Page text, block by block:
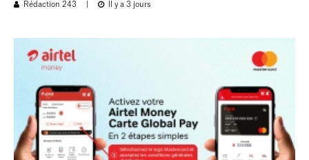
Rédaction 243 Il y a 3 jours